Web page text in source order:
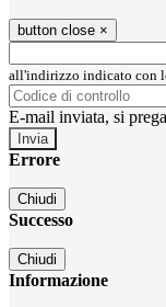
button close ×
all'indirizzo indicato con
E-mail inviata, si
Errore
Chiudi
Successo
Chiudi
Informazione